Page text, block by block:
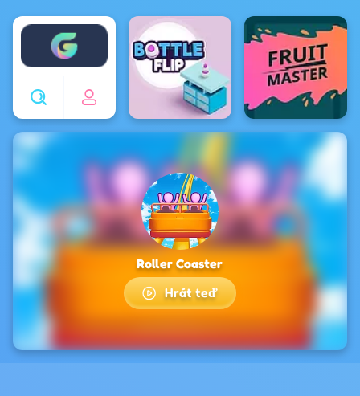
Enjoy4fun
Roller Coaster
Hrát teď